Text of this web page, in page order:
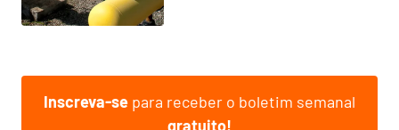
Inscreva-se para receber o boletim semanal
gratuito!